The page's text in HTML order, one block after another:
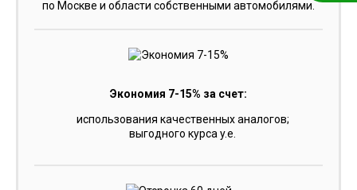
по Москве и области собственными автомобилями.
Экономия 7-15% за счет:
использования качественных аналогов;
выгодного курса y.e.